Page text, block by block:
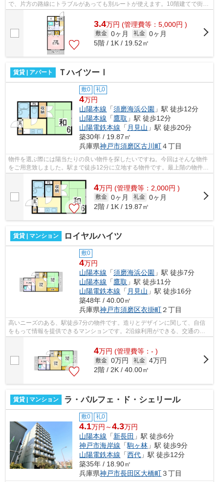
で、片方の路線にトラブルがあっても別ルートが使えます。10階建てで街並
みにも馴染んだ物件です。こちらは徒歩...
3.4万円 (管理費等：5,000円 )
敷金 0ヶ月 礼金 0ヶ月
5階 / 1K / 19.52㎡
賃貸 | アパート ＴハイツーⅠ
敷0 礼0
4万円
山陽本線 「須磨海浜公園 」駅 徒歩12分
山陽本線 「鷹取 」駅 徒歩12分
山陽電鉄本線 「 月見山 」駅 徒歩20分
築30年 / 19.87㎡
兵庫県神戸市須磨区古川町４丁目
物件を選ぶ際には陽当たりの良い物件を探したいですね。今回はそんな物件
をご用意致しました。駅まで徒歩12分に立地する物件です。最上階の物件で
4万円 (管理費等：2,000円 )
敷金 0ヶ月 礼金 0ヶ月
2階 / 1K / 19.87㎡
賃貸 | マンション ロイヤルハイツ
敷0
4万円
山陽本線 「須磨海浜公園 」駅 徒歩7分
山陽本線 「鷹取 」駅 徒歩11分
山陽電鉄本線 「 月見山 」駅 徒歩16分
築48年 / 40.00㎡
兵庫県神戸市須磨区衣掛町２丁目
高いニーズのある、駅徒歩7分の物件です。造りとデザインに関して、自信
をもって情報を提供できるマンションです。2沿線利用ができる、交通の便
が良い物件です。小総には神戸市須磨区...
4万円 (管理費等：- )
敷金 0万円 礼金 4万円
2階 / 2K / 40.00㎡
賃貸 | マンション ラ・パルフェ・ド・シェリール
敷0 礼0
4.1万円～4.3万円
山陽本線 「新長田 」駅 徒歩6分
神戸市海岸線 「駒ヶ林 」駅 徒歩9分
山陽電鉄本線 「西代 」駅 徒歩12分
築35年 / 18.90㎡
兵庫県神戸市長田区大橋町３丁目